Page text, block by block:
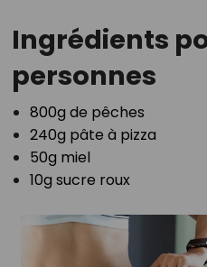
Ingrédients
personnes
800g de pêches⁣
240g pâte à pizza⁣
50g miel⁣
10g sucre roux⁣